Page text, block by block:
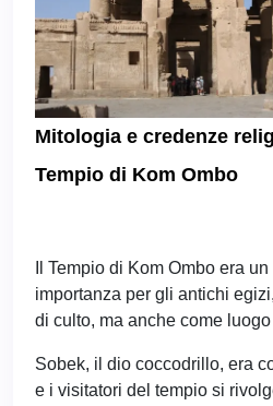
Mitologia e credenze
Tempio di Kom Ombo
Il Tempio di Kom Ombo era
importanza per gli antichi
di culto, ma anche come
Sobek, il dio coccodrillo, era
e i visitatori del tempio si